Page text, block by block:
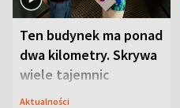
Ten budynek ma ponad
dwa kilometry. Skrywa
wiele tajemnic
Aktualności